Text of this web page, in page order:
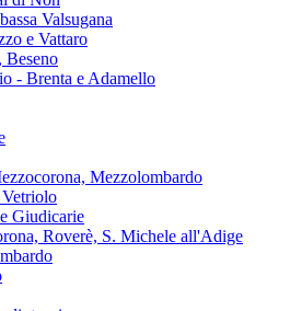
Valsugana
e Vattaro
Beseno
- Brenta e Adamello
Mezzolombardo
Giudicarie
Roverè, S. Michele all'Adige